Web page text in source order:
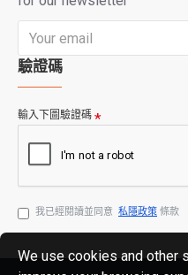
驗證碼
輸入下圖驗證碼
我已經閱讀並同意 私隱政策 條款
We use cookies and other